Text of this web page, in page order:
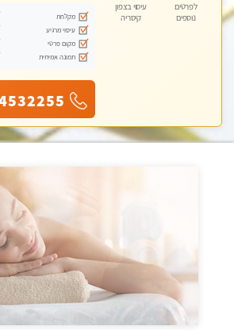
לפרטים
נוספים
עיסוי בצפון
קיסריה
מקלחת
עיסוי מרגיע
מקום פרטי
תמונה אמיתית